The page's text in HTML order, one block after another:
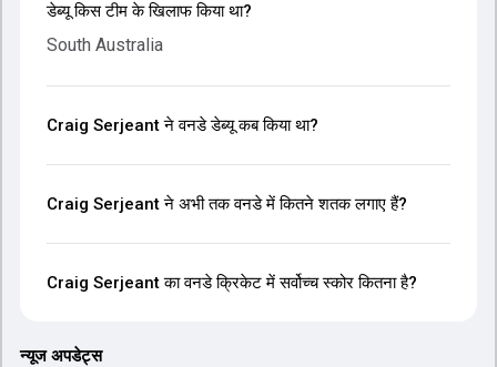
डेब्यू किस टीम के खिलाफ किया था?
South Australia
Craig Serjeant ने वनडे डेब्यू कब किया था?
Craig Serjeant ने अभी तक वनडे में कितने शतक लगाए हैं?
Craig Serjeant का वनडे क्रिकेट में सर्वोच्च स्कोर कितना है?
न्यूज अपडेट्स